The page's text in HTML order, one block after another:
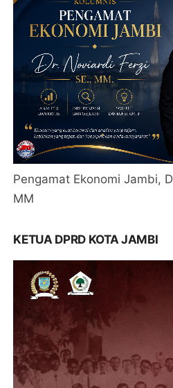
Pengamat Ekonomi Jambi,
MM
KETUA DPRD KOTA JAMBI